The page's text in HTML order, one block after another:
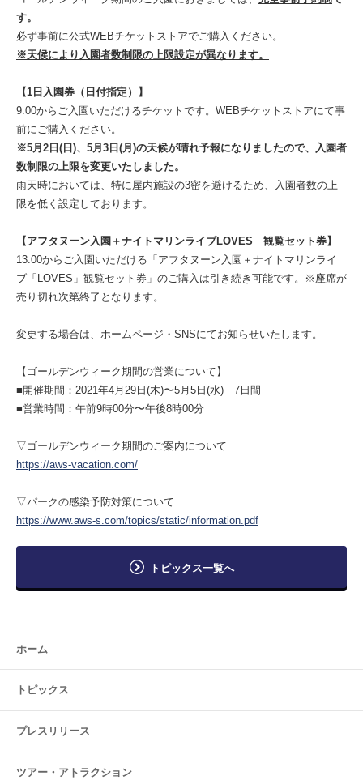
す。
必ず事前に公式WEBチケットストアでご購入ください。
※天候により入園者数制限の上限設定が異なります。
【1日入園券（日付指定）】
9:00からご入園いただけるチケットです。WEBチケットストアにて事
前にご購入ください。
※5月2日(日)、5月3日(月)の天候が晴れ予報になりましたので、入園者
数制限の上限を変更いたしました。
雨天時においては、特に屋内施設の3密を避けるため、入園者数の上
限を低く設定しております。
【アフタヌーン入園＋ナイトマリンライブLOVES 観覧セット券】
13:00からご入園いただける「アフタヌーン入園＋ナイトマリンライ
ブ「LOVES」観覧セット券」のご購入は引き続き可能です。※座席が
売り切れ次第終了となります。
変更する場合は、ホームページ・SNSにてお知らせいたします。
【ゴールデンウィーク期間の営業について】
■開催期間：2021年4月29日(木)〜5月5日(水) 7日間
■営業時間：午前9時00分〜午後8時00分
▽ゴールデンウィーク期間のご案内について
https://aws-vacation.com/
▽パークの感染予防対策について
https://www.aws-s.com/topics/static/information.pdf
トピックス一覧へ
ホーム
トピックス
プレスリリース
ツアー・ アトラクション